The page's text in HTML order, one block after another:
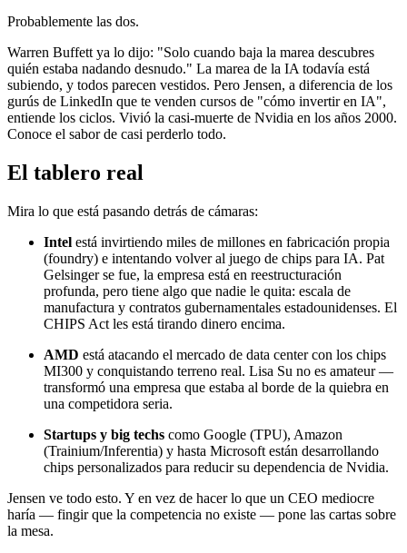
Probablemente las dos.
Warren Buffett ya lo dijo: "Solo cuando baja la marea descubres
quién estaba nadando desnudo." La marea de la IA todavía está
subiendo, y todos parecen vestidos. Pero Jensen, a diferencia de los
gurús de LinkedIn que te venden cursos de "cómo invertir en IA",
entiende los ciclos. Vivió la casi-muerte de Nvidia en los años 2000.
Conoce el sabor de casi perderlo todo.
El tablero real
Mira lo que está pasando detrás de cámaras:
Intel está invirtiendo miles de millones en fabricación propia
(foundry) e intentando volver al juego de chips para IA. Pat
Gelsinger se fue, la empresa está en reestructuración
profunda, pero tiene algo que nadie le quita: escala de
manufactura y contratos gubernamentales estadounidenses. El
CHIPS Act les está tirando dinero encima.
AMD está atacando el mercado de data center con los chips
MI300 y conquistando terreno real. Lisa Su no es amateur —
transformó una empresa que estaba al borde de la quiebra en
una competidora seria.
Startups y big techs como Google (TPU), Amazon
(Trainium/Inferentia) y hasta Microsoft están desarrollando
chips personalizados para reducir su dependencia de Nvidia.
Jensen ve todo esto. Y en vez de hacer lo que un CEO mediocre
haría — fingir que la competencia no existe — pone las cartas sobre
la mesa.